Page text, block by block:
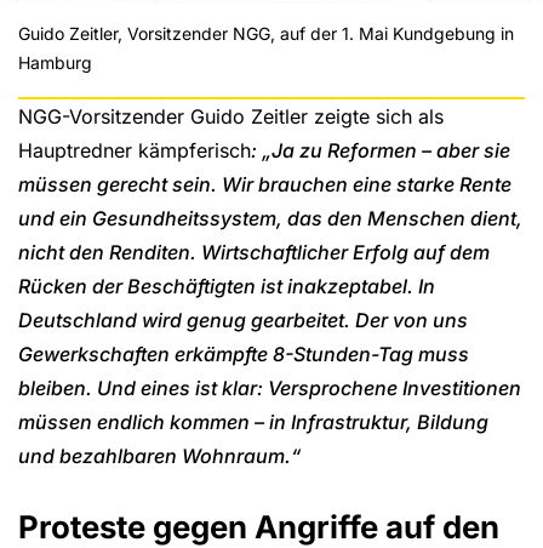
Guido Zeitler, Vorsitzender NGG, auf der 1. Mai Kundgebung in
Hamburg
NGG-Vorsitzender Guido Zeitler zeigte sich als
Hauptredner kämpferisch: „Ja zu Reformen – aber sie
müssen gerecht sein. Wir brauchen eine starke Rente
und ein Gesundheitssystem, das den Menschen dient,
nicht den Renditen. Wirtschaftlicher Erfolg auf dem
Rücken der Beschäftigten ist inakzeptabel. In
Deutschland wird genug gearbeitet. Der von uns
Gewerkschaften erkämpfte 8-Stunden-Tag muss
bleiben. Und eines ist klar: Versprochene Investitionen
müssen endlich kommen – in Infrastruktur, Bildung
und bezahlbaren Wohnraum.“
Proteste gegen Angriffe auf den